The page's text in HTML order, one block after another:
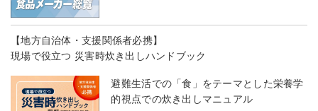
【地方自治体・支援関係者必携】
現場で役立つ 災害時炊き出しハンドブック
避難生活での「食」をテーマとした栄養学
的視点での炊き出しマニュアル